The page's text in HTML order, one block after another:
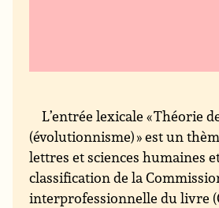
L’entrée lexicale « Théorie
(évolutionnisme) » est un
lettres et sciences humaines
classification de la
interprofessionnelle du livre